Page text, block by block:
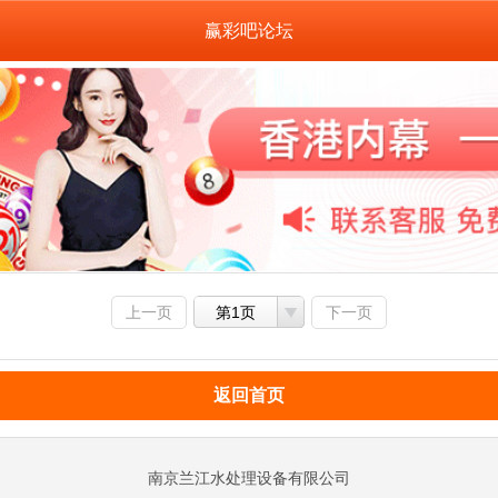
赢彩吧论坛
上一页 第1页 下一页
返回首页
南京兰江水处理设备有限公司